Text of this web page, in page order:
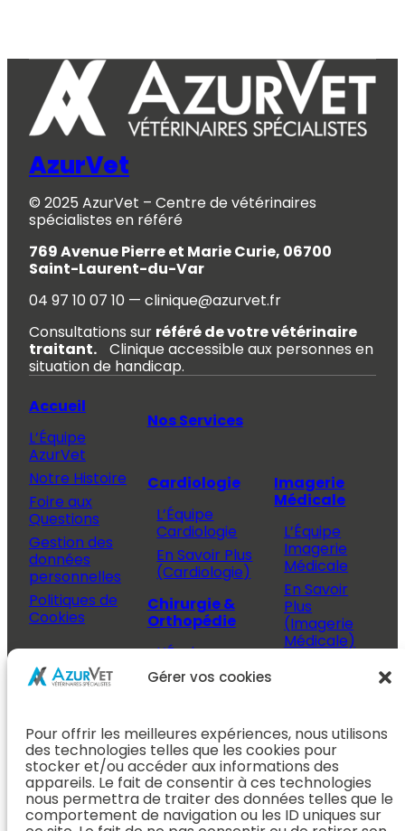
Gérer vos cookies
Pour offrir les meilleures expériences, nous utilisons
des technologies telles que les cookies pour
stocker et/ou accéder aux informations des
appareils. Le fait de consentir à ces technologies
nous permettra de traiter des données telles que le
comportement de navigation ou les ID uniques sur
AzurVet
© 2025 AzurVet – Centre de vétérinaires
spécialistes en référé
769 Avenue Pierre et Marie Curie, 06700
Saint-Laurent-du-Var
04 97 10 07 10 — clinique@azurvet.fr
Consultations sur référé de votre vétérinaire
traitant. Clinique accessible aux personnes en
situation de handicap.
Accueil
L’Équipe
AzurVet
Notre Histoire
Foire aux
Questions
Gestion des
données
personnelles
Politiques de
Cookies
Propriétaire
Prendre
rendez-vous
Après mon
rendez-vous
Nos Services
Cardiologie
L’Équipe
Cardiologie
En Savoir Plus
(Cardiologie)
Chirurgie &
Orthopédie
L’Équipe
Chirurgie &
Orthopédie
(Chirurgie &
Orthopédie)
Dentisterie &
ORL
L’Équipe
Imagerie
Médicale
L’Équipe
Imagerie
Médicale
En Savoir
Plus
(Imagerie
Médicale)
Médecine
Interne
En Savoir
Plus
(Médecine